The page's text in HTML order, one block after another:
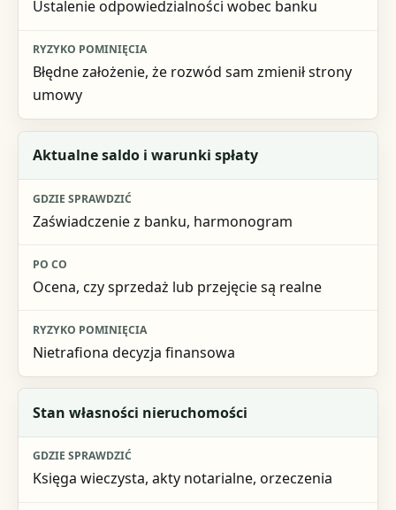
Ustalenie odpowiedzialności wobec banku
Błędne założenie, że rozwód sam zmienił strony
umowy
Aktualne saldo i warunki spłaty
Zaświadczenie z banku, harmonogram
Ocena, czy sprzedaż lub przejęcie są realne
Nietrafiona decyzja finansowa
Stan własności nieruchomości
Księga wieczysta, akty notarialne, orzeczenia